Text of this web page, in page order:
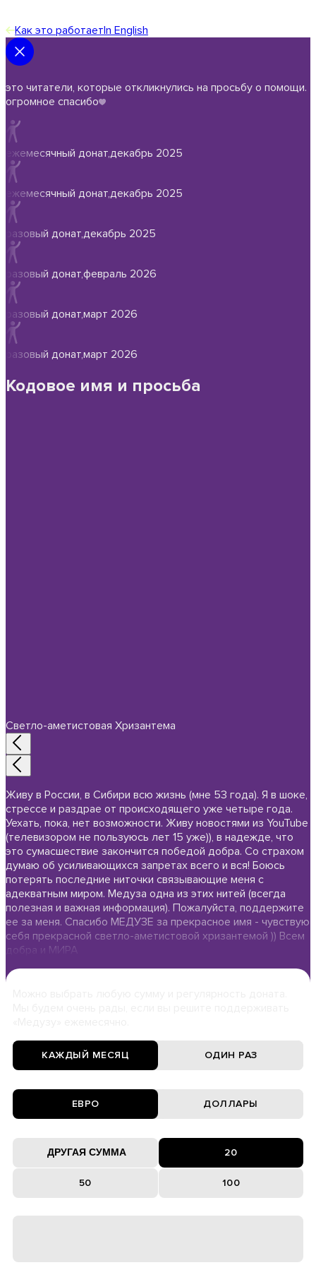
Как это работаетIn English
это читатели, которые откликнулись на просьбу о помощи.
огромное спасибо
ежемесячный донат,декабрь 2025
ежемесячный донат,декабрь 2025
разовый донат,декабрь 2025
разовый донат,февраль 2026
разовый донат,март 2026
разовый донат,март 2026
Кодовое имя и просьба
Светло-аметистовая Хризантема
Живу в России, в Сибири всю жизнь (мне 53 года). Я в шоке,
стрессе и раздрае от происходящего уже четыре года.
Уехать, пока, нет возможности. Живу новостями из YouTube
(телевизором не пользуюсь лет 15 уже)), в надежде, что
это сумасшествие закончится победой добра. Со страхом
думаю об усиливающихся запретах всего и вся! Боюсь
потерять последние ниточки связывающие меня с
адекватным миром. Медуза одна из этих нитей (всегда
полезная и важная информация). Пожалуйста, поддержите
ее за меня. Спасибо МЕДУЗЕ за прекрасное имя - чувствую
себя прекрасной светло-аметистовой хризантемой )) Всем
добра и МИРА
КАЖДЫЙ МЕСЯЦ ОДИН РАЗ
ЕВРО ДОЛЛАРЫ
20
50 100